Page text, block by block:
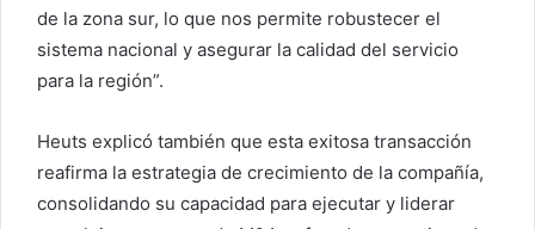
de la zona sur, lo que nos permite robustecer el
sistema nacional y asegurar la calidad del servicio
para la región”.
Heuts explicó también que esta exitosa transacción
reafirma la estrategia de crecimiento de la compañía,
consolidando su capacidad para ejecutar y liderar